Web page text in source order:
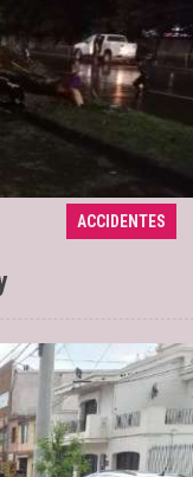
ACCIDENTES
salían de un